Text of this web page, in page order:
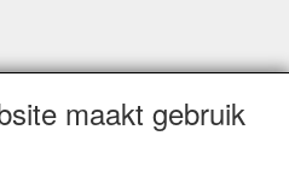
maakt gebruik